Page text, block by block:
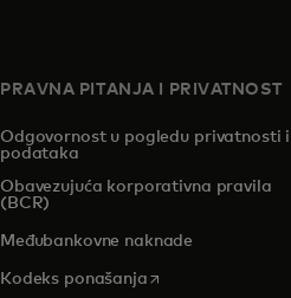
PRAVNA PITANJA I PRIVATNOST
Odgovornost u pogledu privatnosti i
podataka
Obavezujuća korporativna pravila
(BCR)
Međubankovne naknade
Kodeks ponašanjaopens in a new tab